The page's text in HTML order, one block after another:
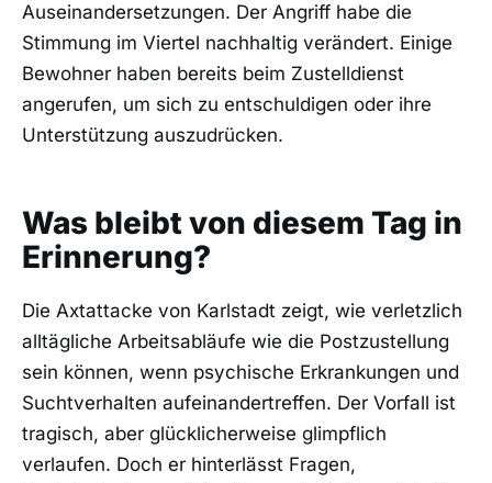
Auseinandersetzungen. Der Angriff habe die
Stimmung im Viertel nachhaltig verändert. Einige
Bewohner haben bereits beim Zustelldienst
angerufen, um sich zu entschuldigen oder ihre
Unterstützung auszudrücken.
Was bleibt von diesem Tag in
Erinnerung?
Die Axtattacke von Karlstadt zeigt, wie verletzlich
alltägliche Arbeitsabläufe wie die Postzustellung
sein können, wenn psychische Erkrankungen und
Suchtverhalten aufeinandertreffen. Der Vorfall ist
tragisch, aber glücklicherweise glimpflich
verlaufen. Doch er hinterlässt Fragen,